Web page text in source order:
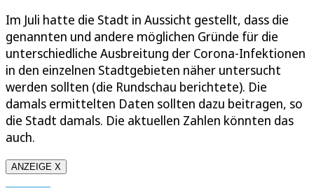
Im Juli hatte die Stadt in Aussicht gestellt, dass die
genannten und andere möglichen Gründe für die
unterschiedliche Ausbreitung der Corona-Infektionen
in den einzelnen Stadtgebieten näher untersucht
werden sollten (die Rundschau berichtete). Die
damals ermittelten Daten sollten dazu beitragen, so
die Stadt damals. Die aktuellen Zahlen könnten das
auch.
ANZEIGE X